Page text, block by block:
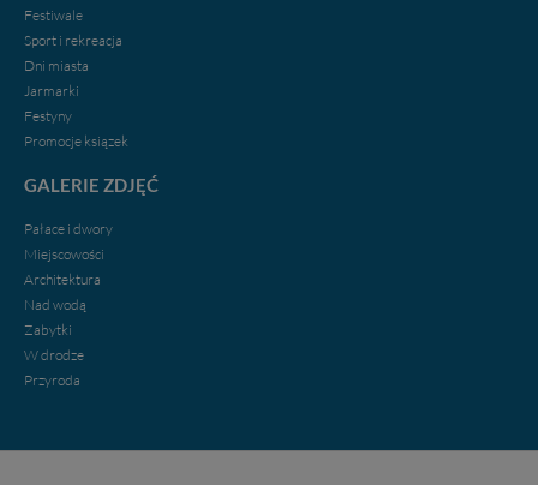
Festiwale
Sport i rekreacja
Dni miasta
Jarmarki
Festyny
Promocje ksiązek
GALERIE ZDJĘĆ
Pałace i dwory
Miejscowości
Architektura
Nad wodą
Zabytki
W drodze
Przyroda